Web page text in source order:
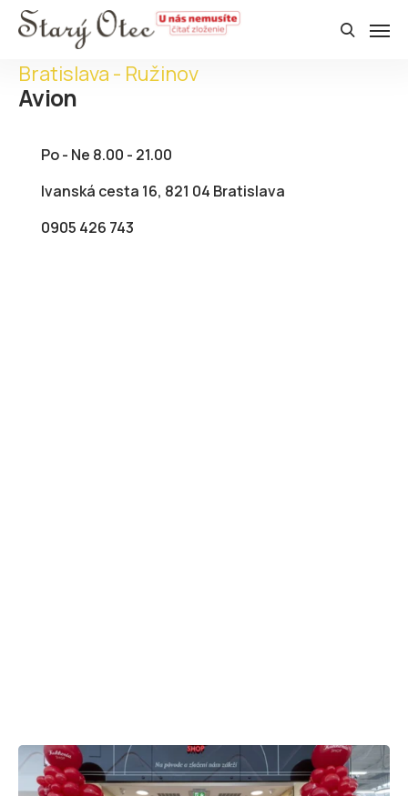
Bratislava - Ružinov
Avion
Po - Ne 8.00 - 21.00
Ivanská cesta 16, 821 04 Bratislava
0905 426 743